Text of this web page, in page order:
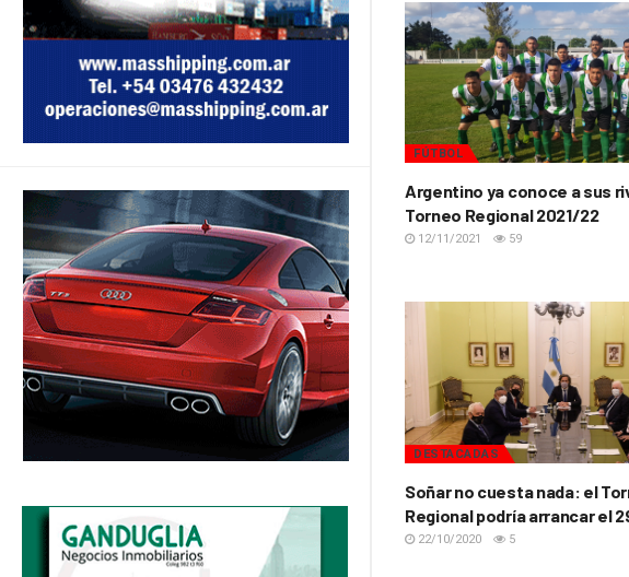
FÚTBOL
Argentino ya conoce a sus
Torneo Regional 2021/22
12/11/2021 59
DESTACADAS
Soñar no cuesta nada: el
Regional podría arrancar el
22/10/2020 5